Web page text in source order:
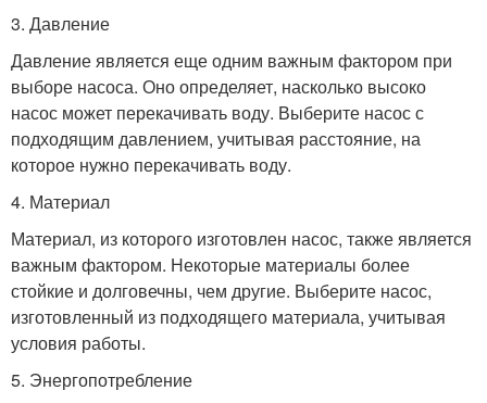
3. Давление
Давление является еще одним важным фактором при
выборе насоса. Оно определяет, насколько высоко
насос может перекачивать воду. Выберите насос с
подходящим давлением, учитывая расстояние, на
которое нужно перекачивать воду.
4. Материал
Материал, из которого изготовлен насос, также является
важным фактором. Некоторые материалы более
стойкие и долговечны, чем другие. Выберите насос,
изготовленный из подходящего материала, учитывая
условия работы.
5. Энергопотребление